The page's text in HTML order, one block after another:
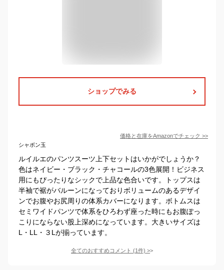
ショップでみる
価格と在庫をAmazonでチェック >>
シャボン玉
ルイルエのパンツスーツ上下セットはいかがでしょうか？
色はネイビー・ブラック・チャコールの3色展開！ビジネス
用にもぴったりなシックで上品な色合いです。トップスは
半袖で裾がバルーンになっておりボリュームのあるデザイ
ンでお腹やお尻周りの体系カバーになります。ボトムスは
セミワイドパンツで体系をひろわず座った時にもお腹ぽっ
こりにならない股上深めになっています。大きいサイズは
L・LL・３Lが揃っています。
全てのおすすめコメント (1件) >